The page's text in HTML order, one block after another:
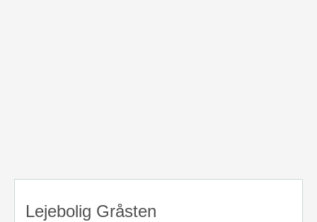
Lejebolig Gråsten